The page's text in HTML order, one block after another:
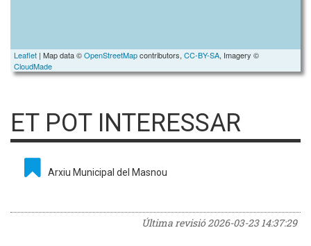
Leaflet | Map data ©OpenStreetMapcontributors, CC-BY-SA, Imagery ©
CloudMade
ET POT INTERESSAR
Arxiu Municipal del Masnou
Última revisió2026-03-23 14:37:29